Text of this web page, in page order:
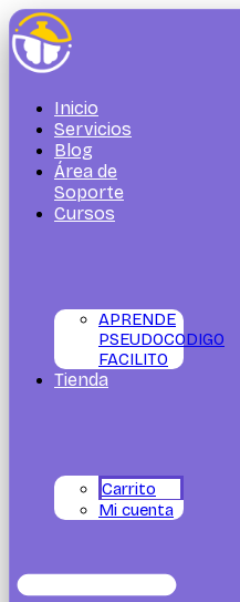
Ir
al
contenido
Inicio
Servicios
Blog
Área de
Soporte
Cursos
APRENDE
PSEUDOCODIGO
FACILITO
Tienda
Carrito
Mi cuenta